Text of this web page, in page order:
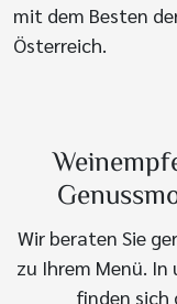
mit dem Besten
Österreich.
Wir beraten Sie
zu Ihrem Menü.
finden sich